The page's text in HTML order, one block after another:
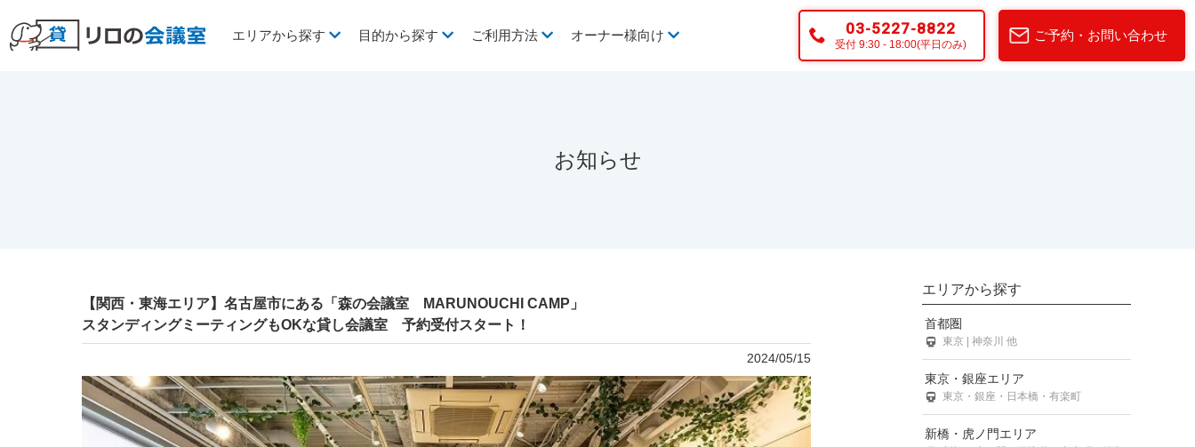
エリアから探す 目的から探す ご利用方法 オーナー様向け 03-5227-8822
受付 9:30 - 18:00(平日のみ)
ご予約・お問い合わせ
お知らせ
【関西・東海エリア】名古屋市にある「森の会議室 MARUNOUCHI CAMP」
スタンディングミーティングもOKな貸し会議室 予約受付スタート！
2024/05/15
エリアから探す
首都圏
東京 | 神奈川 他
東京・銀座エリア
東京・銀座・日本橋・有楽町
新橋・虎ノ門エリア